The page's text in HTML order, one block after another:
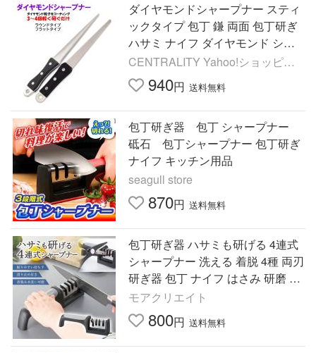
ダイヤモンドシャープナー スティ
ックタイプ 包丁 鎌 両面 包丁研ぎ
ハサミ ナイフ ダイヤモンド シャ
ープナー 砥石 スティック 小さい
丸 平ら はさみ 鋏
CENTRALITY Yahoo!ショッピン
グ店940円 送料無料
包丁研ぎ器 包丁 シャープナー
砥石 包丁シャープナー 包丁研ぎ
ナイフ キッチン用品
seagull store
870円 送料無料
包丁研ぎ器 ハサミも研げる 4連式
シャープナー 洗える 着脱 4種 両刃
研ぎ器 包丁 ナイフ はさみ 研磨 3
段階 砥ぎ石 研石 鋏 送料無料 7M◇
4連式シャープナー
モアクリエイト
800円 送料無料